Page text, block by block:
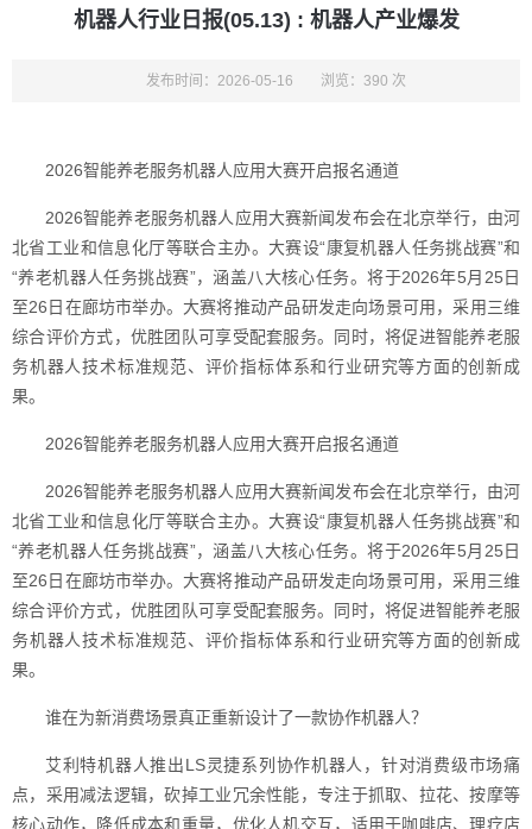
机器人行业日报(05.13) : 机器人产业爆发
发布时间：2026-05-16 浏览：390 次
2026智能养老服务机器人应用大赛开启报名通道
2026智能养老服务机器人应用大赛新闻发布会在北京举行，由河
北省工业和信息化厅等联合主办。大赛设“康复机器人任务挑战赛”和
“养老机器人任务挑战赛”，涵盖八大核心任务。将于2026年5月25日
至26日在廊坊市举办。大赛将推动产品研发走向场景可用，采用三维
综合评价方式，优胜团队可享受配套服务。同时，将促进智能养老服
务机器人技术标准规范、评价指标体系和行业研究等方面的创新成
果。
2026智能养老服务机器人应用大赛开启报名通道
2026智能养老服务机器人应用大赛新闻发布会在北京举行，由河
北省工业和信息化厅等联合主办。大赛设“康复机器人任务挑战赛”和
“养老机器人任务挑战赛”，涵盖八大核心任务。将于2026年5月25日
至26日在廊坊市举办。大赛将推动产品研发走向场景可用，采用三维
综合评价方式，优胜团队可享受配套服务。同时，将促进智能养老服
务机器人技术标准规范、评价指标体系和行业研究等方面的创新成
果。
谁在为新消费场景真正重新设计了一款协作机器人？
艾利特机器人推出LS灵捷系列协作机器人，针对消费级市场痛
点，采用减法逻辑，砍掉工业冗余性能，专注于抓取、拉花、按摩等
核心动作，降低成本和重量，优化人机交互，适用于咖啡店、理疗店